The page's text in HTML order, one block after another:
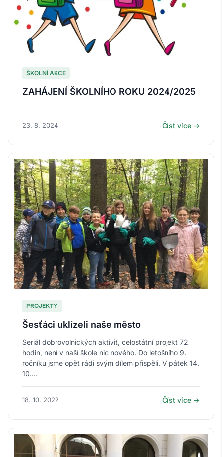
ŠKOLNÍ AKCE
ZAHÁJENÍ ŠKOLNÍHO ROKU 2024/2025
23. 8. 2024 Číst více →
PROJEKTY
Šesťáci uklízeli naše město
Seriál dobrovolnických aktivit, celostátní projekt 72
hodin, není v naší škole nic nového. Do letošního 9.
ročníku jsme opět rádi svým dílem přispěli. V pátek 14.
10....
18. 10. 2022 Číst více →